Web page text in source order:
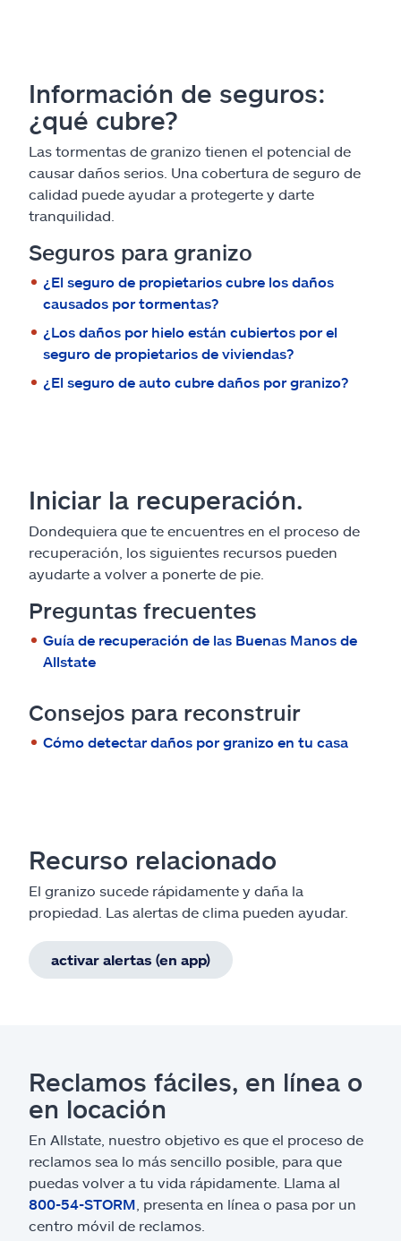
Información de seguros:
¿qué cubre?
Las tormentas de granizo tienen el potencial de
causar daños serios. Una cobertura de seguro de
calidad puede ayudar a protegerte y darte
tranquilidad.
Seguros para granizo
¿El seguro de propietarios cubre los daños
causados por tormentas?
¿Los daños por hielo están cubiertos por el
seguro de propietarios de viviendas?
¿El seguro de auto cubre daños por granizo?
Iniciar la recuperación.
Dondequiera que te encuentres en el proceso de
recuperación, los siguientes recursos pueden
ayudarte a volver a ponerte de pie.
Preguntas frecuentes
Guía de recuperación de las Buenas Manos de
Allstate
Consejos para reconstruir
Cómo detectar daños por granizo en tu casa
Recurso relacionado
El granizo sucede rápidamente y daña la
propiedad. Las alertas de clima pueden ayudar.
activar alertas (en app)
Reclamos fáciles, en línea o
en locación
En Allstate, nuestro objetivo es que el proceso de
reclamos sea lo más sencillo posible, para que
puedas volver a tu vida rápidamente. Llama al
800-54-STORM , presenta en línea o pasa por un
centro móvil de reclamos.